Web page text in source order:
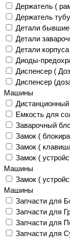
Держатель (
Держатель
Детали бывшие
Детали
Детали
Диоды-
Диспенсер (
Диспенсер
Машины
Емкость для
Заварочный
Замок (
Замок (
Замок (
Машины
Замок (
Машины
Запчасти для
Запчасти для
Запчасти для
Запчасти для